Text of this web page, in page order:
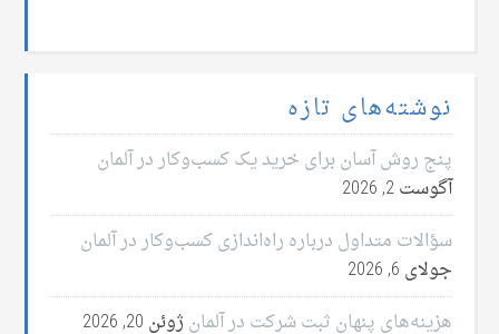
نوشته‌های تازه
پنج روش آسان برای خرید یک کسب‌وکار در آلمان
آگوست 2, 2026
سؤالات متداول درباره راه‌اندازی کسب‌وکار در آلمان
جولای 6, 2026
هزینه‌های پنهان ثبت شرکت در آلمان ژوئن 20, 2026